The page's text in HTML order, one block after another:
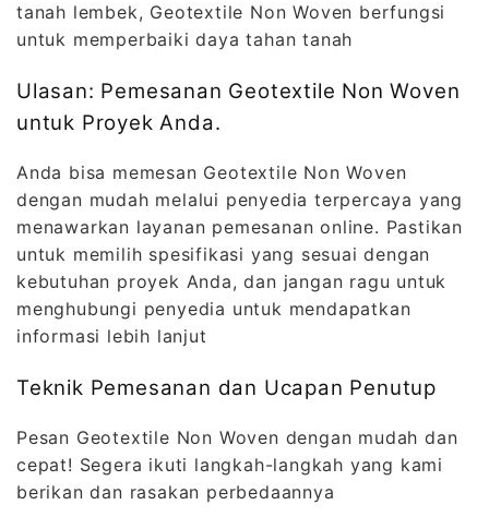
tanah lembek, Geotextile Non Woven berfungsi
untuk memperbaiki daya tahan tanah
Ulasan: Pemesanan Geotextile Non Woven
untuk Proyek Anda.
Anda bisa memesan Geotextile Non Woven
dengan mudah melalui penyedia terpercaya yang
menawarkan layanan pemesanan online. Pastikan
untuk memilih spesifikasi yang sesuai dengan
kebutuhan proyek Anda, dan jangan ragu untuk
menghubungi penyedia untuk mendapatkan
informasi lebih lanjut
Teknik Pemesanan dan Ucapan Penutup
Pesan Geotextile Non Woven dengan mudah dan
cepat! Segera ikuti langkah-langkah yang kami
berikan dan rasakan perbedaannya